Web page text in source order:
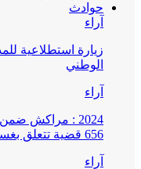
حوادث
آراء
زيارة استطلاعية
الوطني
آراء
2024 : مراكش
656 قضية تتعلق بغسيل الأموال
آراء